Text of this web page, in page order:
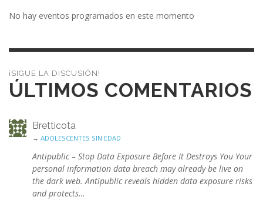
No hay eventos programados en este momento
¡SIGUE LA DISCUSIÓN!
ÚLTIMOS COMENTARIOS
Bretticota
→ ADOLESCENTES SIN EDAD
Antipublic – Stop Data Exposure Before It Destroys You Your
personal information data breach may already be live on
the dark web. Antipublic reveals hidden data exposure risks
and protects…